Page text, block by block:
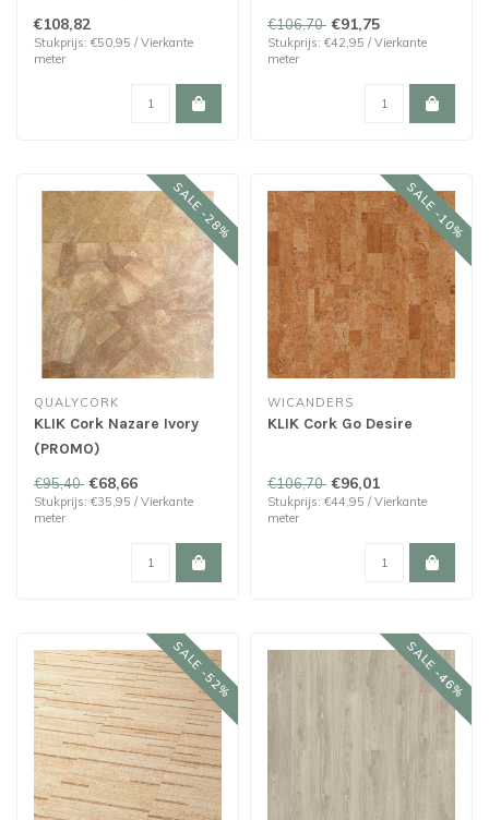
€108,82
Stukprijs: €50,95 / Vierkante
meter
€106,70 €91,75
Stukprijs: €42,95 / Vierkante
meter
SALE -28%
QUALYCORK
KLIK Cork Nazare Ivory
(PROMO)
€95,40 €68,66
Stukprijs: €35,95 / Vierkante
meter
SALE -10%
WICANDERS
KLIK Cork Go Desire
€106,70 €96,01
Stukprijs: €44,95 / Vierkante
meter
SALE -52% SALE -46%